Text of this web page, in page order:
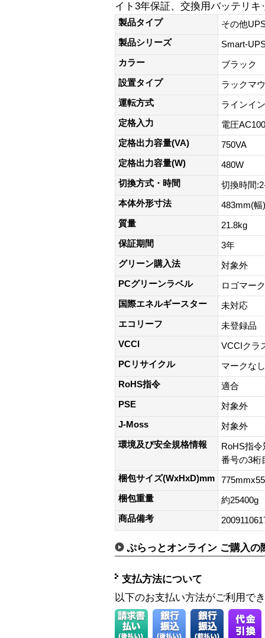
イト3年保証、交換用バッテリキ
製品タイプ
その他
製品シリーズ
Smart-
カラー
ブラック
設置タイプ
ラックマ
運転方式
ラインイ
定格入力
電圧
定格出力容量(VA)
750VA
定格出力容量(W)
480W
切換方式・時間
切換時間
本体外形寸法
483mm(
質量
21.8kg
保証期間
3年
グリーン購入法
対象外
PCグリーンラベル
ロゴマー
国際エネルギースター
未対応
エコリーフ
未登録品
VCCI
VCCIクラ
PCリサイクル
マークなし
RoHS指令
適合
PSE
対象外
J-Moss
対象外
環境及び安全規格情報
RoHS指
番号の3桁
梱包サイズ(WxHxD)mm
梱包重量
約25400g
商品備考
ぷらっとオンライン ご購入の
支払方法について
以下のお支払い方法がご利用で